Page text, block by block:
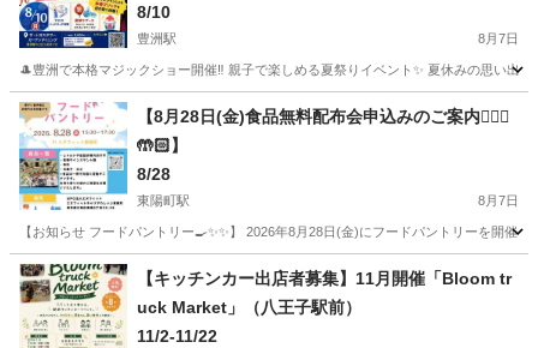
8/10
豊洲駅 8月7日
🎩豊洲で本格マジックショー開催‼️ 親子で楽しめる夏祭りイベント✨ 夏休みの思い出
東京 江東区 豊洲駅 地域/お祭り 夏祭り
【8月28日(金)食品無料配布会申込みのご案内🙋🏻‍♀️
🤲🏻】
8/28
東陽町駅 8月7日
【お知らせ フードパントリー🍳✨✨】 2026年8月28日(金)にフードパントリーを開
東京 江東区 東陽町駅 地域/お祭り フードパントリー
【キッチンカー出店者募集】11月開催「Bloom tr
uck Market」（八王子駅前）
11/2-11/22